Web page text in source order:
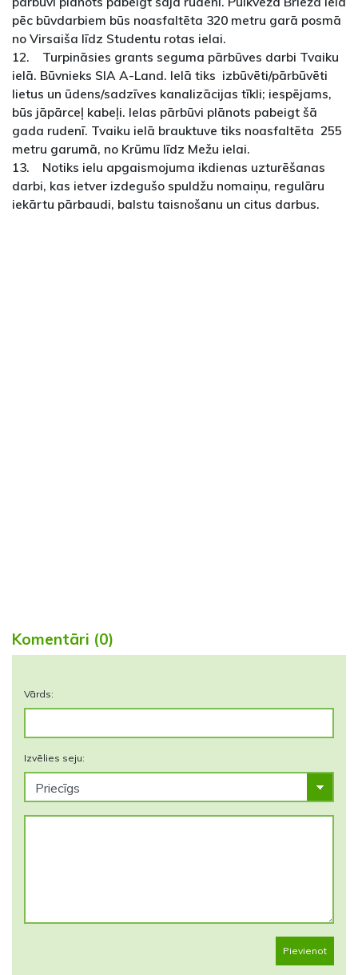
pēc būvdarbiem būs noasfaltēta 320 metru garā posmā
no Virsaiša līdz Studentu rotas ielai.
12. Turpināsies grants seguma pārbūves darbi Tvaiku
ielā. Būvnieks SIA A-Land. Ielā tiks izbūvēti/pārbūvēti
lietus un ūdens/sadzīves kanalizācijas tīkli; iespējams,
būs jāpārceļ kabeļi. Ielas pārbūvi plānots pabeigt šā
gada rudenī. Tvaiku ielā brauktuve tiks noasfaltēta 255
metru garumā, no Krūmu līdz Mežu ielai.
13. Notiks ielu apgaismojuma ikdienas uzturēšanas
darbi, kas ietver izdegušo spuldžu nomaiņu, regulāru
iekārtu pārbaudi, balstu taisnošanu un citus darbus.
Komentāri (0)
Vārds:
Izvēlies seju:
Pievienot